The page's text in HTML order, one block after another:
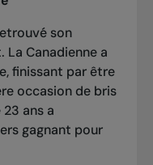
son
La Canadienne a
finissant par être
occasion de bris
ans a
gagnant pour